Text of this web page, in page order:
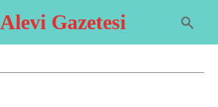
Alevi Gazetesi